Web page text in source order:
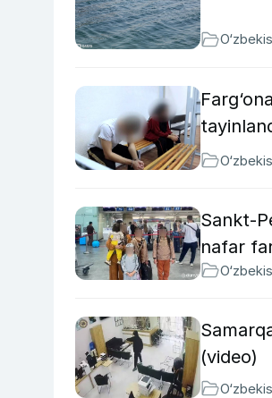
Sankt-
nafar
(video)